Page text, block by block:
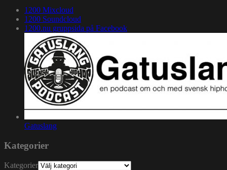
1200 Mixcloud
1200 Soundcloud
1200.nu gruppsida på Facebook
Gatuslang
Kategorier
Kategorier